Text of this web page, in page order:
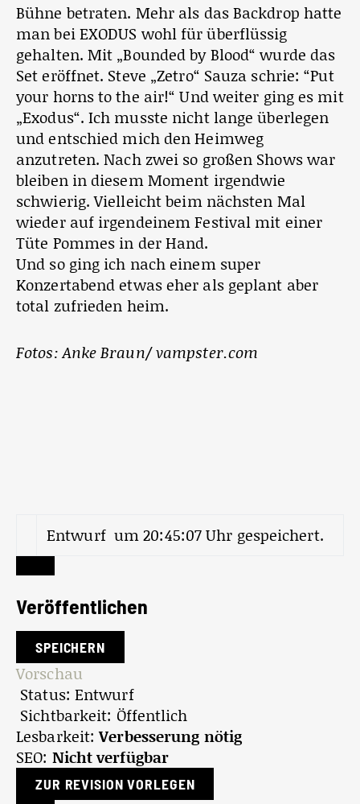
Bühne betraten. Mehr als das Backdrop hatte
man bei EXODUS wohl für überflüssig
gehalten. Mit „Bounded by Blood“ wurde das
Set eröffnet. Steve „Zetro“ Sauza schrie: “Put
your horns to the air!“ Und weiter ging es mit
„Exodus“. Ich musste nicht lange überlegen
und entschied mich den Heimweg
anzutreten. Nach zwei so großen Shows war
bleiben in diesem Moment irgendwie
schwierig. Vielleicht beim nächsten Mal
wieder auf irgendeinem Festival mit einer
Tüte Pommes in der Hand.
Und so ging ich nach einem super
Konzertabend etwas eher als geplant aber
total zufrieden heim.
Fotos: Anke Braun/ vampster.com
Entwurf um 20:45:07 Uhr gespeichert.
Veröffentlichen
Vorschau
Status: Entwurf
Sichtbarkeit: Öffentlich
Lesbarkeit:Verbesserung nötig
SEO: Nicht verfügbar